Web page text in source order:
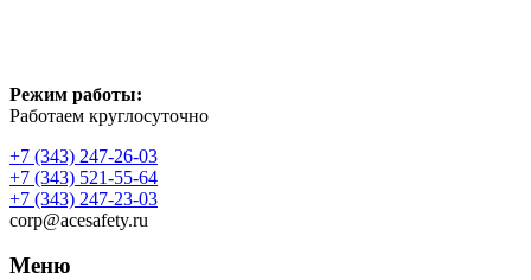
Режим работы:
Работаем круглосуточно
+7 (343) 247-26-03
+7 (343) 521-55-64
+7 (343) 247-23-03
corp@acesafety.ru
Меню